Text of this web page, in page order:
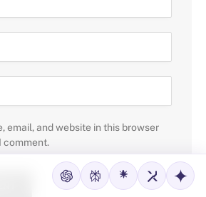
email, and website in this browser
comment.